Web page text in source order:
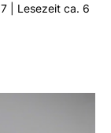
| Lese­zeit ca. 6